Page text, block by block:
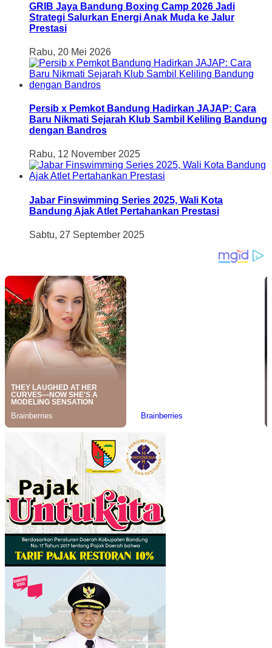
GRIB Jaya Bandung Boxing Camp 2026 Jadi
Strategi Salurkan Energi Anak Muda ke Jalur
Prestasi
Rabu, 20 Mei 2026
Persib x Pemkot Bandung Hadirkan JAJAP: Cara
Baru Nikmati Sejarah Klub Sambil Keliling Bandung
dengan Bandros
Rabu, 12 November 2025
Jabar Finswimming Series 2025, Wali Kota
Bandung Ajak Atlet Pertahankan Prestasi
Sabtu, 27 September 2025